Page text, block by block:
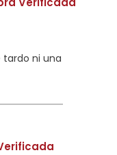
tardo ni una